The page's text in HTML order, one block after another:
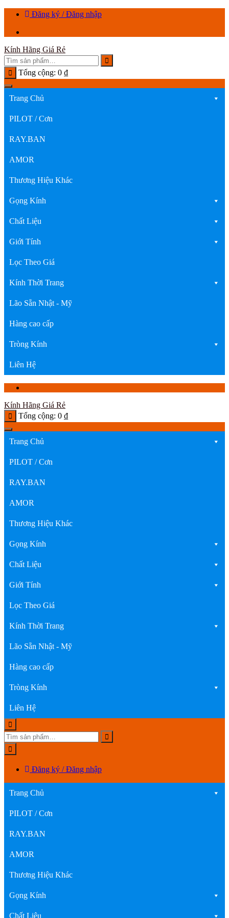
Chuyển
dung
Đăng ký / Đăng nhập
Kính Hãng Giá Rẻ
Tổng cộng: 0 ₫
Trang Chủ
PILOT / Cơn
RAY.BAN
AMOR
Thương Hiệu Khác
Gọng Kính
Chất Liệu
Giới Tính
Lọc Theo Giá
Kính Thời Trang
Lão Sẵn Nhật - Mỹ
Hàng cao cấp
Tròng Kính
Liên Hệ
Kính Hãng Giá Rẻ
Tổng cộng: 0 ₫
Trang Chủ
PILOT / Cơn
RAY.BAN
AMOR
Thương Hiệu Khác
Gọng Kính
Chất Liệu
Giới Tính
Lọc Theo Giá
Kính Thời Trang
Lão Sẵn Nhật - Mỹ
Hàng cao cấp
Tròng Kính
Liên Hệ
Đăng ký / Đăng nhập
Trang Chủ
PILOT / Cơn
RAY.BAN
AMOR
Thương Hiệu Khác
Gọng Kính
Chất Liệu